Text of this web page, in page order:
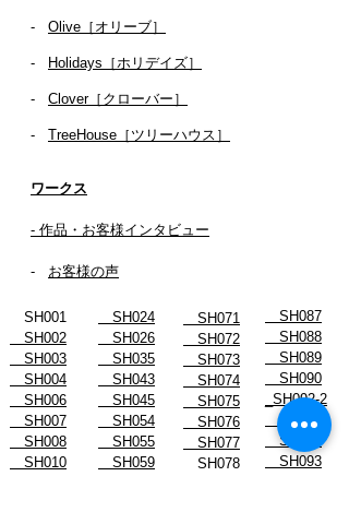
- Olive［オリーブ］
- Holidays［ホリデイズ］
- ​ Clover［クローバー］
- TreeHouse［ツリーハウス］
ワークス
- 作品・お客様インタビュー
- お客様の声
SH001
SH002
SH003
SH004
SH006
SH007
SH008
SH010
SH024
SH026
SH035
SH043
SH045
SH054
SH055
SH059
SH071
SH072
SH073
SH074
SH075
SH076
SH077
SH078
SH087
SH088
SH089
SH090
_SH092-2
SH091
SH092
SH093